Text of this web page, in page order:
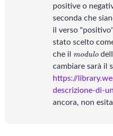
positive o
seconda che
il verso
stato scelto
che il modulo
cambiare sarà il
https://
descrizione-di-
ancora, non